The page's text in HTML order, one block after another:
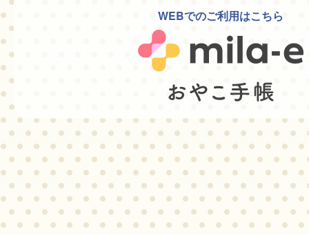
WEBでのご利用はこちら